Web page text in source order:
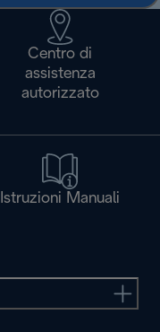
Centro di
assistenza
autorizzato
Istruzioni Manuali